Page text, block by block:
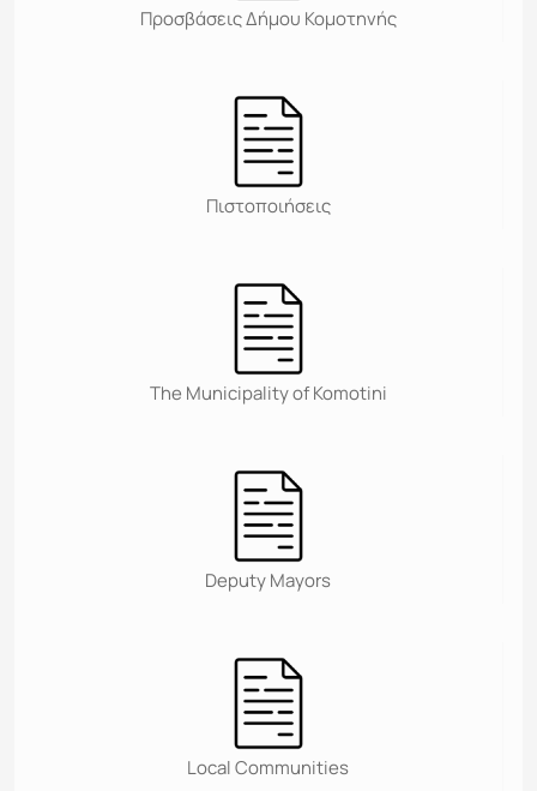
Προσβάσεις Δήμου Κομοτηνής
Πιστοποιήσεις
Τhe Municipality of Komotini
Deputy Mayors
Local Communities